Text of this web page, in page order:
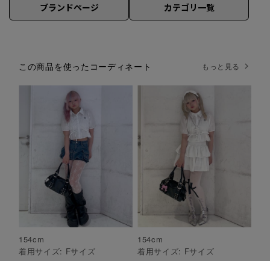
ブランドページ カテゴリ一覧
この商品を使ったコーディネート もっと見る
154cm
着用サイズ: Fサイズ
154cm
着用サイズ: Fサイズ